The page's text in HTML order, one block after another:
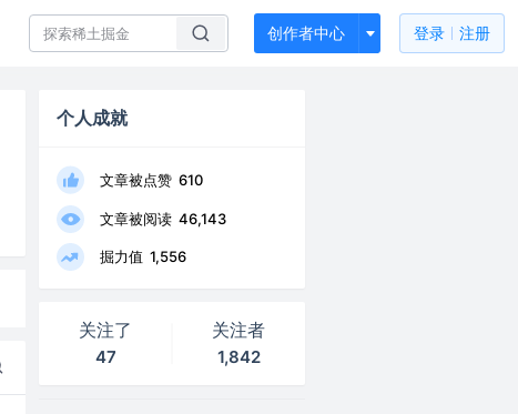
创作者中心 登录 注册
个人成就
文章被点赞 610
文章被阅读 46,143
掘力值 1,556
关注了
47
关注者
1,842